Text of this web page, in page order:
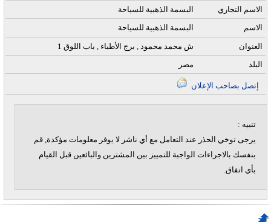
البسمة الذهبية للسياحة
الاسم التجاري
البسمة الذهبية للسياحة
الاسم
1 ش محمد محمود , برج الأطباء , باب اللوق
العنوان
مصر
البلد
تنبيه :
يرجى توخي الحذر عند التعامل مع أي ناشر لا يوفر معلومات مؤكدة, قم
بنفسك بالاجراءات الواجبة للتمييز بين المشترين والبائعين قبل القيام
بأي اتفاق.